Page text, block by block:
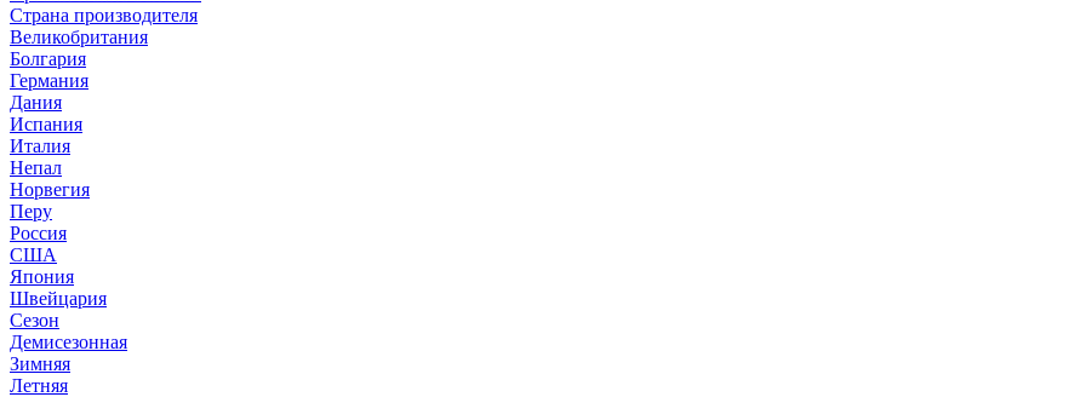
Страна производителя
Великобритания
Болгария
Германия
Дания
Испания
Италия
Непал
Норвегия
Перу
Россия
США
Япония
Швейцария
Сезон
Демисезонная
Зимняя
Летняя